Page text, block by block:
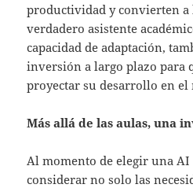
productividad y convierten a
verdadero asistente
capacidad de adaptación,
inversión a largo plazo para
proyectar su desarrollo en
Más allá de las aulas, una
Al momento de elegir una AI
considerar no solo las